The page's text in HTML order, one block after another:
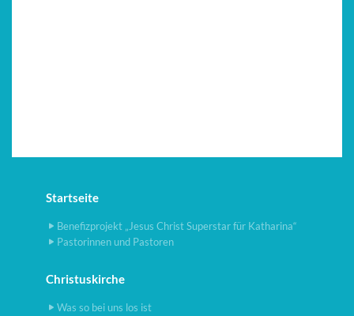
Startseite
Benefizprojekt „Jesus Christ Superstar für Katharina“
Pastorinnen und Pastoren
Christuskirche
Was so bei uns los ist